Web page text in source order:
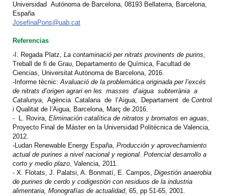
Universidad Autónoma de Barcelona, 08193 Bellaterra, Barcelona,
España
JosefinaPons@uab.cat
Referencias
- I. Regada Platz, La contaminació per nitrats provinents de purins,
Treball de fi de Grau, Departamento de Química, Facultad de
Ciencias, Universitat Autònoma de Barcelona, 2016.
-Informe tècnic:Avaluació de la problemàtica originada per l’excés
de nitrats d’origen agrari en les masses d’aigua subterrània a
Catalunya, Agència Catalana de l’Aigua, Departament de Control
i Qualitat de l’Aigua, Barcelona, Març de 2016.
- L. Rovira, Eliminación catalítica de nitratos y bromatos en aguas,
Proyecto Final de Máster en la Universidad Politécnica de Valencia,
2012.
-Ludan Renewable Energy España, Producción y aprovechamiento
actual de purines a nivel nacional y regional. Potencial desarrollo a
corto y medio plazo, Valencia, 2011.
- X. Flotats, J. Palatsi, A. Bonmatí, E. Campos, Digestión anaerobia
de purines de cerdo y codigestión con residuos de la industria
alimentaria, Monografías de actualidad, 65, pp 51-65, 2001.